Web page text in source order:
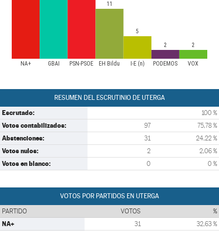
NA+ GBAI PSN-PSOE EH Bildu I-E (n) PODEMOS VOX
11
5
2
2
RESUMEN DEL ESCRUTINIO DE UTERGA
Escrutado: 100 %
Votos contabilizados: 97 75,78 %
Abstenciones: 31 24,22 %
Votos nulos: 2 2,06 %
Votos en blanco: 0 0 %
VOTOS POR PARTIDOS EN UTERGA
PARTIDO VOTOS %
NA+ 31 32,63 %